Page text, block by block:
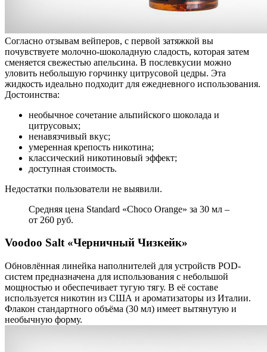
Согласно отзывам вейперов, с первой затяжкой вы
почувствуете молочно-шоколадную сладость, которая затем
сменяется свежестью апельсина. В послевкусии можно
уловить небольшую горчинку цитрусовой цедры. Эта
жидкость идеально подходит для ежедневного использования.
Достоинства:
необычное сочетание альпийского шоколада и
цитрусовых;
ненавязчивый вкус;
умеренная крепость никотина;
классический никотиновый эффект;
доступная стоимость.
Недостатки пользователи не выявили.
Средняя цена Standard «Choco Orange» за 30 мл –
от 260 руб.
Voodoo Salt «Черничный Чизкейк»
Обновлённая линейка наполнителей для устройств POD-
систем предназначена для использования с небольшой
мощностью и обеспечивает тугую тягу. В её составе
используется никотин из США и ароматизаторы из Италии.
Флакон стандартного объёма (30 мл) имеет вытянутую и
необычную форму.